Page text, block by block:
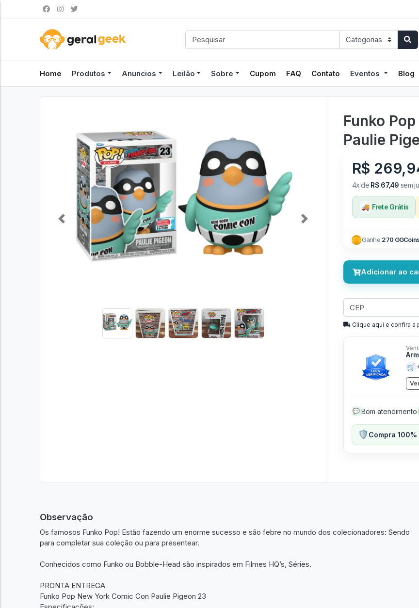
Home Produtos Anuncios Leilão Sobre Cupom FAQ Contato Eventos Blog
Previous
Funko
Paulie
R$
4x de R$ 67,49 sem
🚚 Frete Grátis
Ganhe 270
Adicionar ao
Clique aqui e confira a
🛒
💬 Bom atendimento
🛡️Compra 100%
Observação
Os famosos Funko Pop! Estão fazendo um enorme sucesso e são febre no mundo dos colecionadores: Sendo
para completar sua coleção ou para presentear.
Conhecidos como Funko ou Bobble-Head são inspirados em Filmes HQ’s, Séries.
PRONTA ENTREGA
Funko Pop New York Comic Con Paulie Pigeon 23